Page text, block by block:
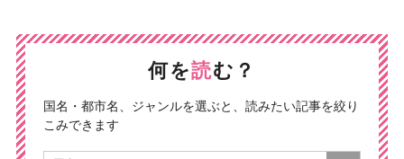
何を読む？
国名・都市名、ジャンルを選ぶと、読みたい記事を絞り
こみできます